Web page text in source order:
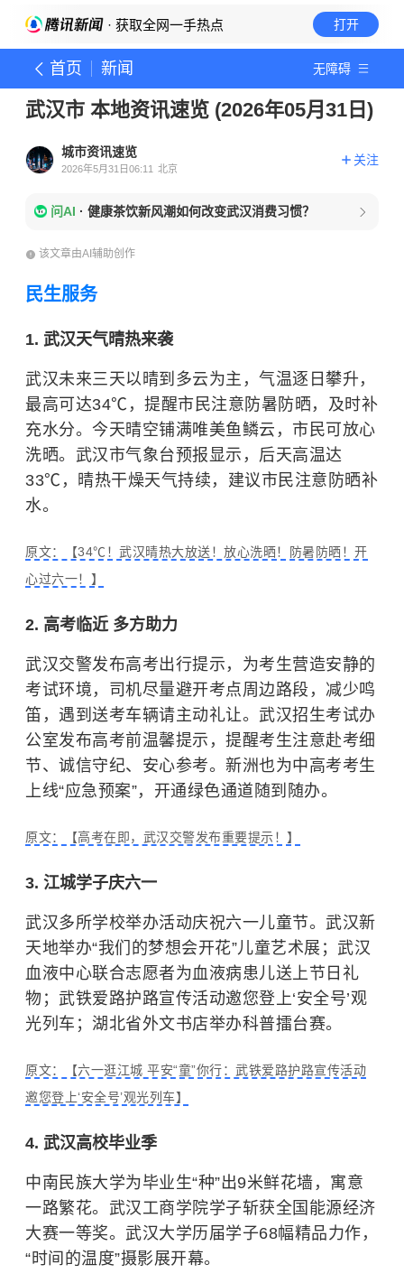
· 获取全网一手热点 打开
首页 新闻 无障碍
武汉市 本地资讯速览 (2026年05月31日)
城市资讯速览
2026年5月31日06:11 北京
关注
问AI · 健康茶饮新风潮如何改变武汉消费习惯？
该文章由AI辅助创作
民生服务
1. 武汉天气晴热来袭
武汉未来三天以晴到多云为主，气温逐日攀升，
最高可达34℃，提醒市民注意防暑防晒，及时补
充水分。今天晴空铺满唯美鱼鳞云，市民可放心
洗晒。武汉市气象台预报显示，后天高温达
33℃，晴热干燥天气持续，建议市民注意防晒补
水。
原文：【34℃！武汉晴热大放送！放心洗晒！防暑防晒！开
心过六一！】
2. 高考临近 多方助力
武汉交警发布高考出行提示，为考生营造安静的
考试环境，司机尽量避开考点周边路段，减少鸣
笛，遇到送考车辆请主动礼让。武汉招生考试办
公室发布高考前温馨提示，提醒考生注意赴考细
节、诚信守纪、安心参考。新洲也为中高考考生
上线“应急预案”，开通绿色通道随到随办。
原文：【高考在即，武汉交警发布重要提示！】
3. 江城学子庆六一
武汉多所学校举办活动庆祝六一儿童节。武汉新
天地举办“我们的梦想会开花”儿童艺术展；武汉
血液中心联合志愿者为血液病患儿送上节日礼
物；武铁爱路护路宣传活动邀您登上‘安全号’观
光列车；湖北省外文书店举办科普擂台赛。
原文：【六一逛江城 平安“童”你行：武铁爱路护路宣传活动
邀您登上‘安全号’观光列车】
4. 武汉高校毕业季
中南民族大学为毕业生“种”出9米鲜花墙，寓意
一路繁花。 武汉工商学院学子斩获全国能源经济
大赛一等奖。 武汉大学历届学子68幅精品力作，
“时间的温度”摄影展开幕。